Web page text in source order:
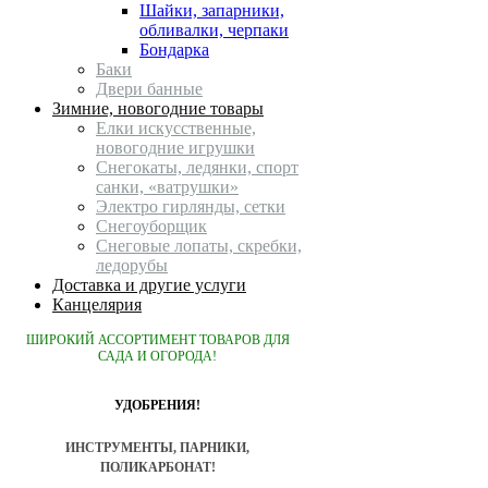
Шайки, запарники,
обливалки, черпаки
Бондарка
Баки
Двери банные
Зимние, новогодние товары
Елки искусственные,
новогодние игрушки
Снегокаты, ледянки, спорт
санки, «ватрушки»
Электро гирлянды, сетки
Снегоуборщик
Снеговые лопаты, скребки,
ледорубы
Доставка и другие услуги
Канцелярия
ШИРОКИЙ АССОРТИМЕНТ ТОВАРОВ ДЛЯ
САДА И ОГОРОДА!
УДОБРЕНИЯ!
ИНСТРУМЕНТЫ, ПАРНИКИ,
ПОЛИКАРБОНАТ!